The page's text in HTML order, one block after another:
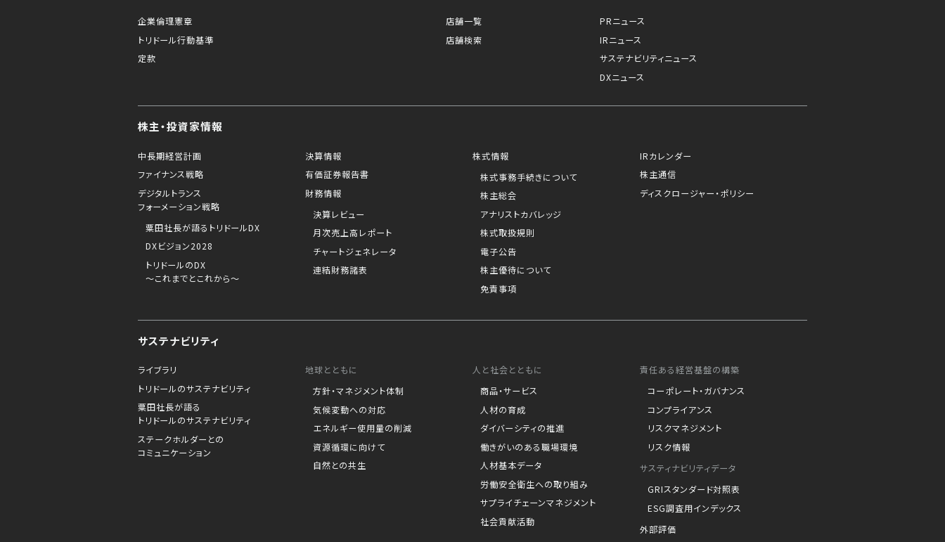
企業倫理憲章
トリドール行動基準
定款
店舗一覧
店舗検索
PRニュース
IRニュース
サステナビリティニュース
DXニュース
株主・投資家情報
中長期経営計画
ファイナンス戦略
デジタルトランス
フォーメーション戦略
粟田社長が語るトリドールDX
DXビジョン2028
トリドールのDX
～これまでとこれから～
決算情報
有価証券報告書
財務情報
決算レビュー
月次売上高レポート
チャートジェネレータ
連結財務諸表
株式情報
株式事務手続きについて
株主総会
アナリストカバレッジ
株式取扱規則
電子公告
株主優待について
免責事項
IRカレンダー
株主通信
ディスクロージャー・ポリシー
サステナビリティ
ライブラリ
トリドールのサステナビリティ
粟田社長が語る
トリドールのサステナビリティ
ステークホルダーとの
コミュニケーション
地球とともに
方針・マネジメント体制
気候変動への対応
エネルギー使用量の削減
資源循環に向けて
自然との共生
人と社会とともに
商品・サービス
人材の育成
ダイバーシティの推進
働きがいのある職場環境
人材基本データ
労働安全衛生への取り組み
サプライチェーンマネジメント
社会貢献活動
責任ある経営基盤の構築
コーポレート・ガバナンス
コンプライアンス
リスクマネジメント
リスク情報
サスティナビリティデータ
GRIスタンダード対照表
ESG調査用インデックス
外部評価